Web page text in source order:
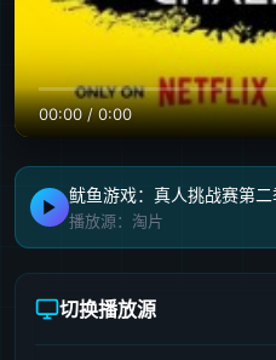
00:00/0:00
鱿鱼游戏：真人挑战赛第
播放源：淘片
切换播放源